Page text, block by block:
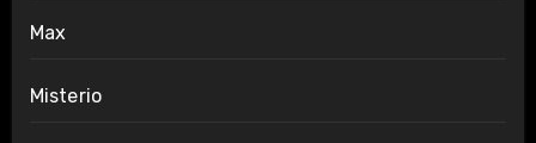
Max
Misterio